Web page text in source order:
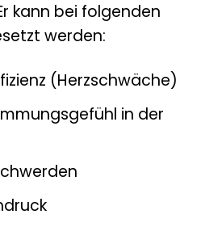
kann bei folgenden
werden:
(Herzschwäche)
in der